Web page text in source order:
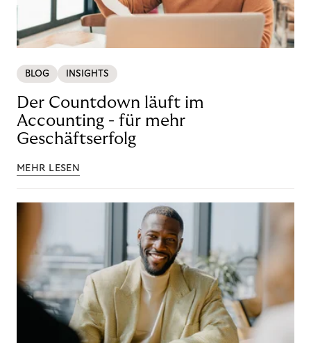
BLOG INSIGHTS
Der Countdown läuft im
Accounting - für mehr
Geschäftserfolg
MEHR LESEN